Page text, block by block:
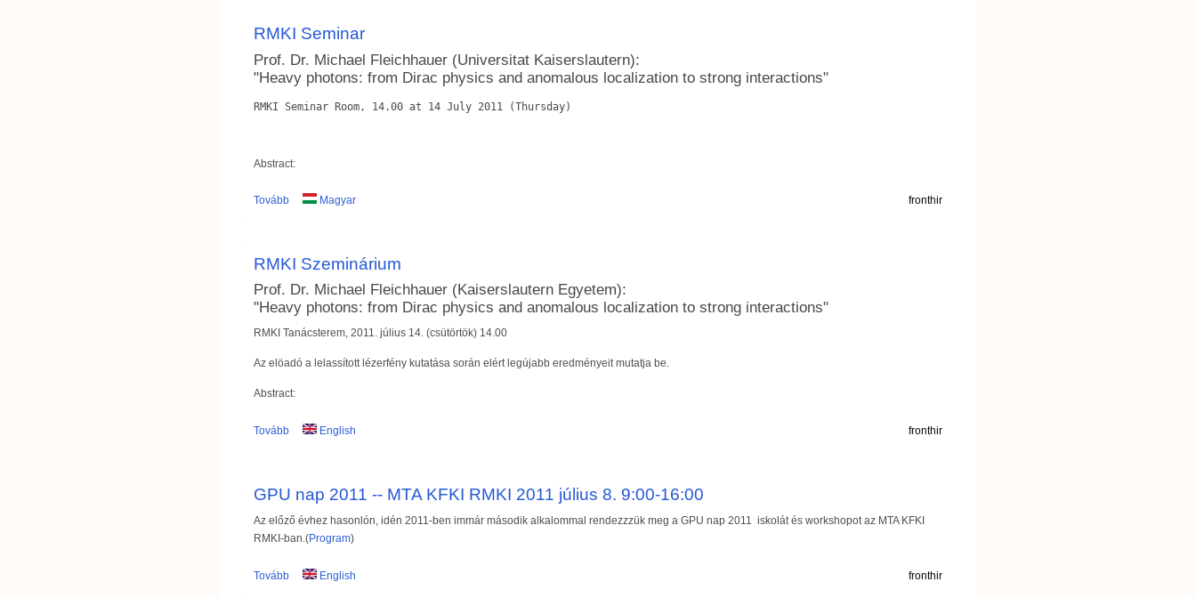
RMKI Seminar
Prof. Dr. Michael Fleichhauer (Universitat Kaiserslautern):
"Heavy photons: from Dirac physics and anomalous localization to strong interactions"
Abstract:
fronthir
Tovább Magyar
RMKI Szeminárium
Prof. Dr. Michael Fleichhauer (Kaiserslautern Egyetem):
"Heavy photons: from Dirac physics and anomalous localization to strong interactions"
RMKI Tanácsterem, 2011. július 14. (csütörtök) 14.00
Az elöadó a lelassított lézerfény kutatása során elért legújabb eredményeit mutatja be.
Abstract:
fronthir
Tovább English
GPU nap 2011 -- MTA KFKI RMKI 2011 július 8. 9:00-16:00
Az előző évhez hasonlón, idén 2011-ben immár második alkalommal rendezzzük meg a GPU nap 2011 iskolát és workshopot az MTA KFKI
RMKI-ban.(Program)
fronthir
Tovább English